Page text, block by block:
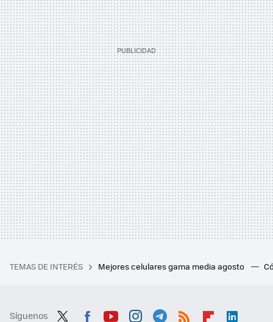
TEMAS DE INTERÉS Mejores celulares gama media agosto
Síguenos